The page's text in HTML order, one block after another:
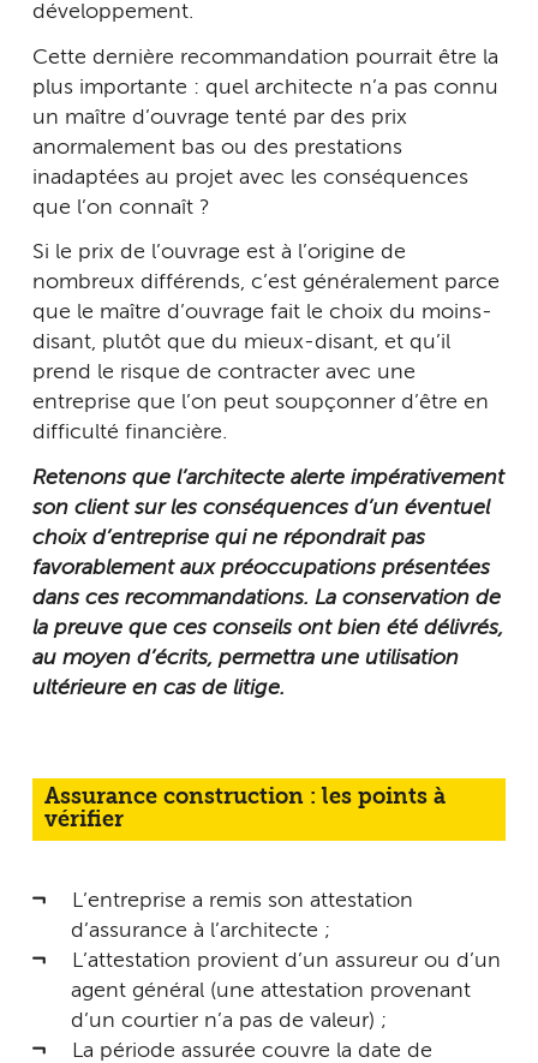
développement.
Cette dernière recommandation pourrait être la
plus importante : quel architecte n’a pas connu
un maître d’ouvrage tenté par des prix
anormalement bas ou des prestations
inadaptées au projet avec les conséquences
que l’on connaît ?
Si le prix de l’ouvrage est à l’origine de
nombreux différends, c’est généralement parce
que le maître d’ouvrage fait le choix du moins-
disant, plutôt que du mieux-disant, et qu’il
prend le risque de contracter avec une
entreprise que l’on peut soupçonner d’être en
difficulté financière.
Retenons que l’architecte alerte impérativement
son client sur les conséquences d’un éventuel
choix d’entreprise qui ne répondrait pas
favorablement aux préoccupations présentées
dans ces recommandations. La conservation de
la preuve que ces conseils ont bien été délivrés,
au moyen d’écrits, permettra une utilisation
ultérieure en cas de litige.
Assurance construction : les points à
vérifier
L’entreprise a remis son attestation
d’assurance à l’architecte ;
L’attestation provient d’un assureur ou d’un
agent général (une attestation provenant
d’un courtier n’a pas de valeur) ;
La période assurée couvre la date de